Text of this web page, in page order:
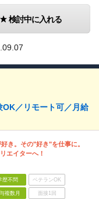
検討中に入れる
／リモート可／月給
き。その"好き"を仕事に。
エイターへ！
歴不問 ベテランOK
複数月 面接1回